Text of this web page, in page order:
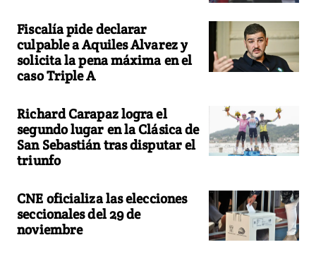
Fiscalía pide declarar
culpable a Aquiles Alvarez y
solicita la pena máxima en el
caso Triple A
Richard Carapaz logra el
segundo lugar en la Clásica de
San Sebastián tras disputar el
triunfo
CNE oficializa las elecciones
seccionales del 29 de
noviembre